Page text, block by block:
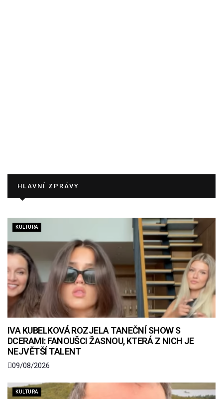
HLAVNÍ ZPRÁVY
KULTURA
IVA KUBELKOVÁ ROZJELA TANEČNÍ SHOW S
DCERAMI: FANOUŠCI ŽASNOU, KTERÁ Z NICH JE
NEJVĚTŠÍ TALENT
09/08/2026
KULTURA